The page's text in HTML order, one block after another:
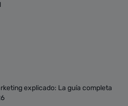
explicado: La guía completa